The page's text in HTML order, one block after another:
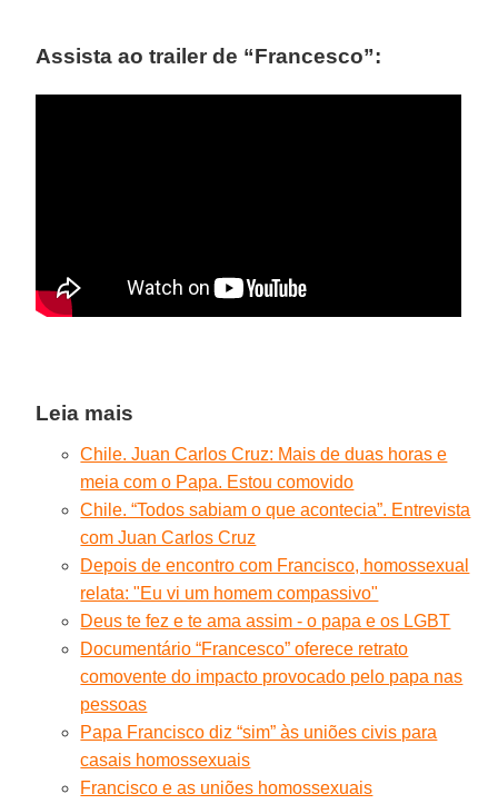
Assista ao trailer de “Francesco”:
Leia mais
Chile. Juan Carlos Cruz: Mais de duas horas e
meia com o Papa. Estou comovido
Chile. “Todos sabiam o que acontecia”. Entrevista
com Juan Carlos Cruz
Depois de encontro com Francisco, homossexual
relata: "Eu vi um homem compassivo"
Deus te fez e te ama assim - o papa e os LGBT
Documentário “Francesco” oferece retrato
comovente do impacto provocado pelo papa nas
pessoas
Papa Francisco diz “sim” às uniões civis para
casais homossexuais
Francisco e as uniões homossexuais